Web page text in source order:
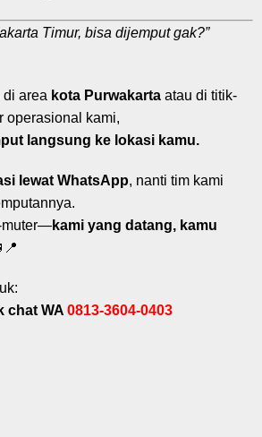
Timur, bisa dijemput gak?”
di area kota Purwakarta atau di titik-
operasional kami,
langsung ke lokasi kamu.
lewat WhatsApp, nanti tim kami
muter—kami yang datang, kamu
chat WA 0813-3604-0403